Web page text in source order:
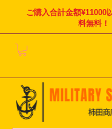
ご購入合計金額¥11000
料無料！